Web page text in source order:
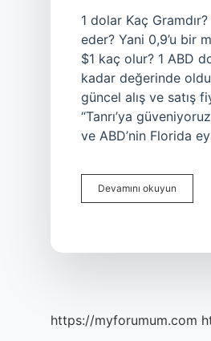
1 dolar Kaç
eder? Yani 0,9’u bir
$1 kaç olur? 1 ABD
kadar değerinde
güncel alış ve satış
“Tanrı’ya
ve ABD’nin Florida
Devamını okuyun
Kaç
https://myforumum.com